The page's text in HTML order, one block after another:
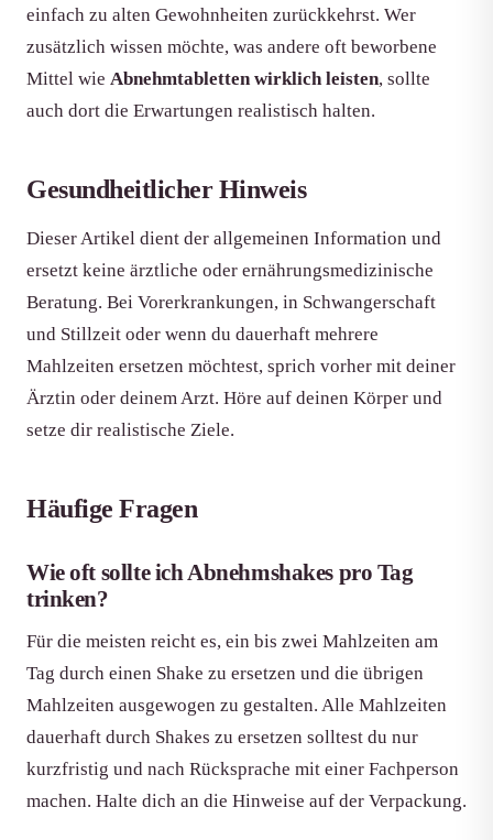
einfach zu alten Gewohnheiten zurückkehrst. Wer
zusätzlich wissen möchte, was andere oft beworbene
Mittel wie Abnehmtabletten wirklich leisten, sollte
auch dort die Erwartungen realistisch halten.
Gesundheitlicher Hinweis
Dieser Artikel dient der allgemeinen Information und
ersetzt keine ärztliche oder ernährungsmedizinische
Beratung. Bei Vorerkrankungen, in Schwangerschaft
und Stillzeit oder wenn du dauerhaft mehrere
Mahlzeiten ersetzen möchtest, sprich vorher mit deiner
Ärztin oder deinem Arzt. Höre auf deinen Körper und
setze dir realistische Ziele.
Häufige Fragen
Wie oft sollte ich Abnehmshakes pro Tag
trinken?
Für die meisten reicht es, ein bis zwei Mahlzeiten am
Tag durch einen Shake zu ersetzen und die übrigen
Mahlzeiten ausgewogen zu gestalten. Alle Mahlzeiten
dauerhaft durch Shakes zu ersetzen solltest du nur
kurzfristig und nach Rücksprache mit einer Fachperson
machen. Halte dich an die Hinweise auf der Verpackung.